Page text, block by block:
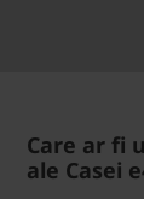
Care ar fi
ale Casei